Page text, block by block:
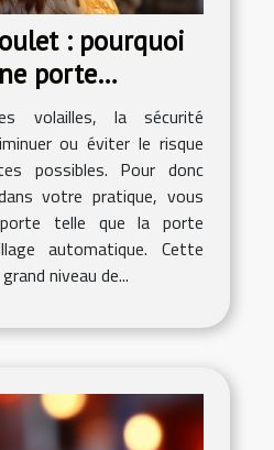
: pourquoi
porte
?
volailles, la sécurité
ou éviter le risque
possibles. Pour donc
votre pratique, vous
telle que la porte
automatique. Cette
niveau de...